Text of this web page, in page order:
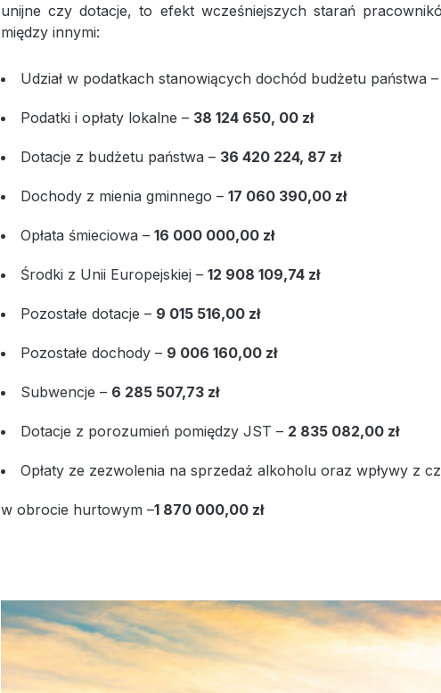
unijne czy dotacje, to efekt wcześniejszych starań
między innymi:
Udział w podatkach stanowiących dochód budżetu państwa –
Podatki i opłaty lokalne – 38 124 650, 00 zł
Dotacje z budżetu państwa – 36 420 224, 87 zł
Dochody z mienia gminnego – 17 060 390,00 zł
Opłata śmieciowa – 16 000 000,00 zł
Środki z Unii Europejskiej – 12 908 109,74 zł
Pozostałe dotacje – 9 015 516,00 zł
Pozostałe dochody – 9 006 160,00 zł
Subwencje – 6 285 507,73 zł
Dotacje z porozumień pomiędzy JST – 2 835 082,00 zł
Opłaty ze zezwolenia na sprzedaż alkoholu oraz wpływy z
w obrocie hurtowym –1 870 000,00 zł